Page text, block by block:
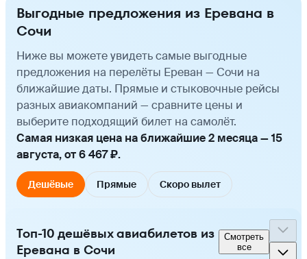
Выгодные предложения из Еревана в
Сочи
Ниже вы можете увидеть самые выгодные
предложения на перелёты Ереван — Сочи на
ближайшие даты. Прямые и стыковочные рейсы
разных авиакомпаний — сравните цены и
выберите подходящий билет на самолёт.
Самая низкая цена на ближайшие 2 месяца — 15
августа, от 6 467 ₽.
Дешёвые Прямые Скоро вылет
Топ-10 дешёвых авиабилетов из
Еревана в Сочи
Смотреть
все